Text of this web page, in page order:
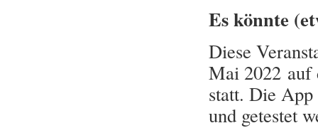
Es könnte
Diese
Mai 2022 auf
statt. Die App
und getestet